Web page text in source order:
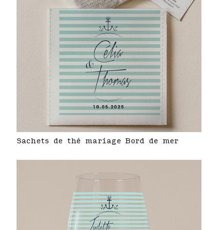
Sachets de thé mariage Bord de mer